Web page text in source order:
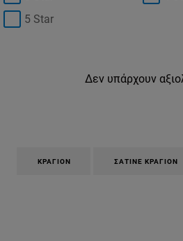
5 Star
Δεν υπάρχουν
ΚΡΑΓΙΌΝ ΣΑΤΙΝΈ ΚΡΑΓΙΌΝ